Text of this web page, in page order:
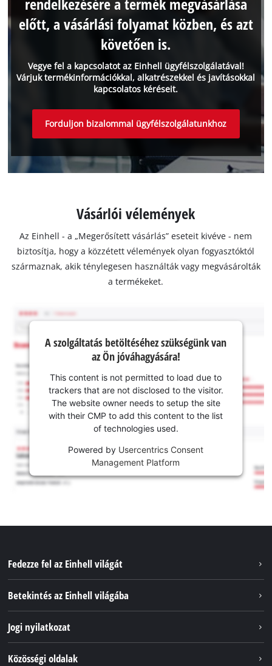
Vegye fel a kapcsolatot az Einhell ügyfélszolgálatával!
Várjuk termékinformációkkal, alkatrészekkel és javításokkal
kapcsolatos kéréseit.
rendelkezésére a termék megvásárlása
előtt, a vásárlási folyamat közben, és azt
követően is.
Forduljon bizalommal ügyfélszolgálatunkhoz
Vásárlói vélemények
Az Einhell - a „Megerősített vásárlás” eseteit kivéve - nem
biztosítja, hogy a közzétett vélemények olyan fogyasztóktól
származnak, akik ténylegesen használták vagy megvásárolták
a termékeket.
A szolgáltatás betöltéséhez szükségünk van
az Ön jóváhagyására!
This content is not permitted to load due to
trackers that are not disclosed to the visitor.
The website owner needs to setup the site
with their CMP to add this content to the list
of technologies used.
Powered by Usercentrics Consent
Management Platform
Fedezze fel az Einhell világát
Betekintés az Einhell világába
Az Einhell világszerte
Jogi nyilatkozat
Közösségi oldalak